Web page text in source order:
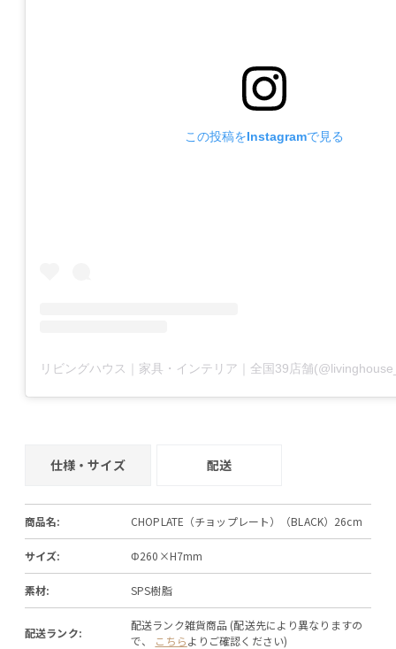
この投稿をInstagramで見る
仕様・サイズ 配送
商品名: CHOPLATE（チョップレート）（BLACK）26cm
サイズ: Φ260×H7mm
素材: SPS樹脂
配送ランク:
配送ランク雑貨商品 (配送先により異なりますの
で、 こちらよりご確認ください)